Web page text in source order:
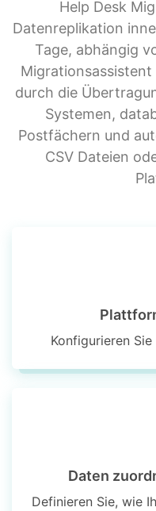
Help Desk
Datenreplikation
Tage, abhängig
durch die
Systemen,
Postfächern und
CSV Dateien
Konfigurieren
Daten
Definieren Sie, wie